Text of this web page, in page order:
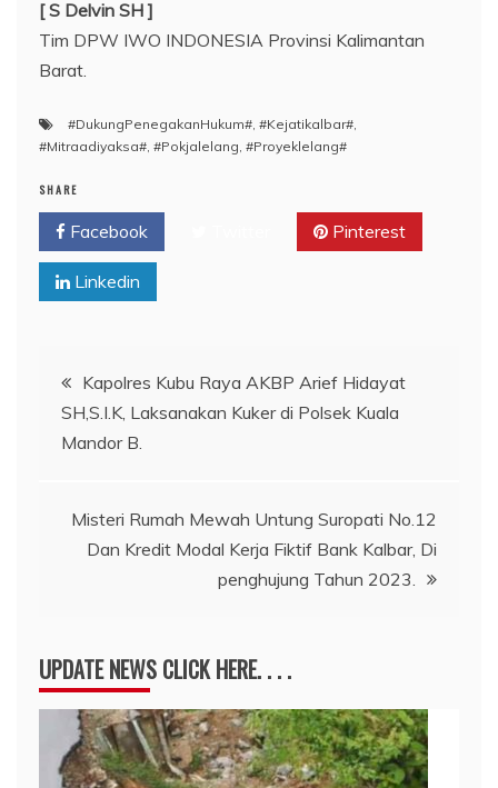
[ S Delvin SH ]
Tim DPW IWO INDONESIA Provinsi Kalimantan
Barat.
#DukungPenegakanHukum# #Kejatikalbar#
#Mitraadiyaksa# #Pokjalelang #Proyeklelang#
SHARE
Facebook Pinterest
Linkedin
Navigasi
pos
Kapolres Kubu Raya AKBP Arief Hidayat
SH,S.I.K, Laksanakan Kuker di Polsek Kuala
Mandor B.
Misteri Rumah Mewah Untung Suropati No.12
Dan Kredit Modal Kerja Fiktif Bank Kalbar, Di
penghujung Tahun 2023.
UPDATE NEWS CLICK HERE. . . .